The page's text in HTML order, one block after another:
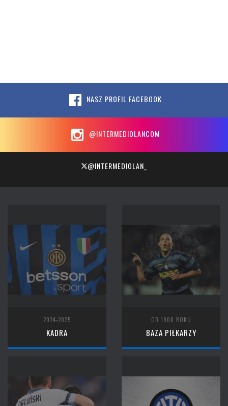
NASZ PROFIL FACEBOOK
@INTERMEDIOLANCOM
@INTERMEDIOLAN_
2024-2025
KADRA
OD 1908 ROKU
BAZA PIŁKARZY